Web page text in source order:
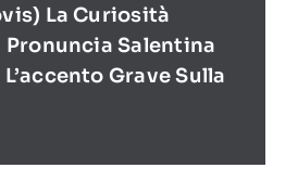
La Curiosità
Salentina
Grave Sulla